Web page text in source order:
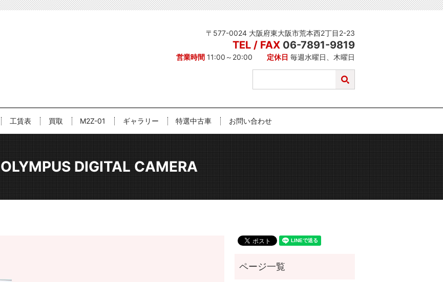
〒577-0024 大阪府東大阪市荒本西2丁目2-23
TEL / FAX 06-7891-9819
営業時間 11:00～20:00 定休日 毎週水曜日、木曜日
工賃表 買取 M2Z-01 ギャラリー 特選中古車 お問い合わせ
OLYMPUS DIGITAL CAMERA